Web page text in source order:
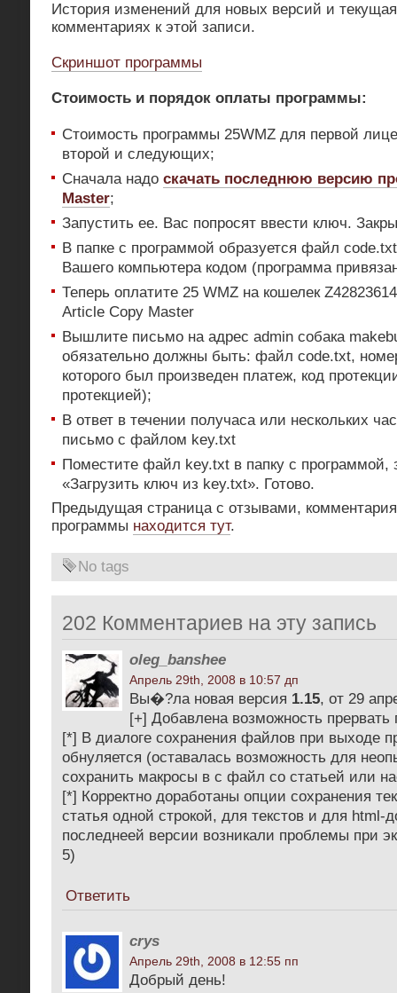
История изменений для новых версий и
комментариях к этой записи.
Скриншот программы
Стоимость и порядок оплаты программы:
Стоимость программы 25WMZ для первой
второй и следующих;
Сначала надо скачать последнюю версию
Master;
Запустить ее. Вас попросят ввести ключ.
В папке с программой образуется файл
Вашего компьютера кодом (программа
Теперь оплатите 25 WMZ на кошелек
Article Copy Master
Вышлите письмо на адрес admin собака
обязательно должны быть: файл code.txt,
которого был произведен платеж, код
протекцией);
В ответ в течении получаса или нескольких
письмо с файлом key.txt
Поместите файл key.txt в папку с программой,
«Загрузить ключ из key.txt». Готово.
Предыдущая страница с отзывами,
программы находится тут.
No tags
202 Комментариев на эту запись
oleg_banshee
Апрель 29th, 2008 в 10:57 дп
Вы�?ла новая версия 1.15, от 29
[+] Добавлена возможность прервать
[*] В диалоге сохранения файлов при выходе
обнуляется (оставалась возможность для
сохранить макросы в с файл со статьей или
[*] Корректно доработаны опции сохранения
статья одной строкой, для текстов и для html-
последнеей версии возникали проблемы при
5)
Ответить
crys
Апрель 29th, 2008 в 12:55 пп
Добрый день!